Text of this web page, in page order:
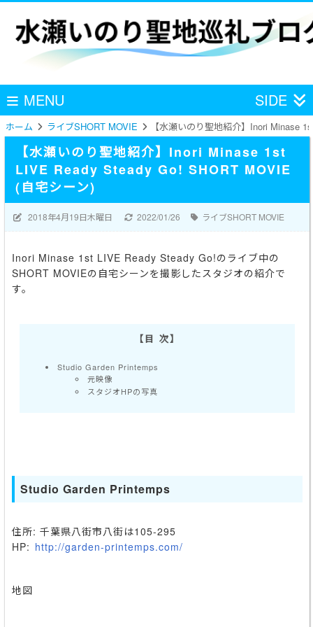
MENU SIDE
ホーム ライブSHORT MOVIE 【水瀬いのり聖地紹介】Inori Minase
【水瀬いのり聖地紹介】Inori Minase 1st
LIVE Ready Steady Go! SHORT MOVIE
(自宅シーン)
2018年4月19日木曜日 2022/01/26 ライブSHORT MOVIE
Inori Minase 1st LIVE Ready Steady Go!のライブ中の
SHORT MOVIEの自宅シーンを撮影したスタジオの紹介で
す。
Studio Garden Printemps
元映像
スタジオHPの写真
Studio Garden Printemps
住所: 千葉県八街市八街は105-295
HP: http://garden-printemps.com/
地図